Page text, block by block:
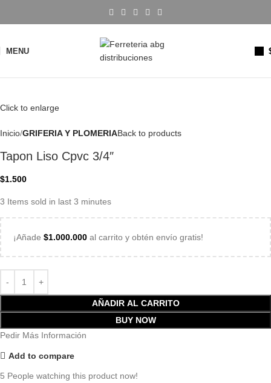
MENU
Click to enlarge
Inicio GRIFERIA Y PLOMERIABack to products
Tapon Liso Cpvc 3/4″
$1.500
3 Items sold in last 3 minutes
¡Añade $1.000.000 al carrito y obtén envío gratis!
AÑADIR AL CARRITO
BUY NOW
Pedir Más Información
Add to compare
5 People watching this product now!